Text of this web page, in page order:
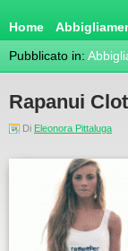
Home
Pubblicato in:
Rapanui
Di Eleonora Pittaluga